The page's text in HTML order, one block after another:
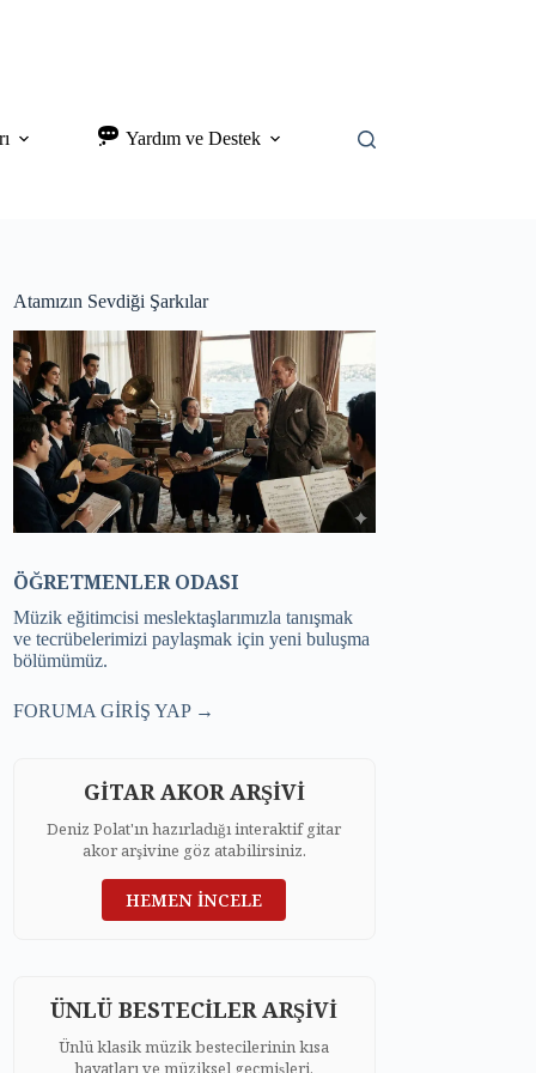
Yardım ve Destek
Atamızın Sevdiği Şarkılar
ÖĞRETMENLER ODASI
Müzik eğitimcisi meslektaşlarımızla tanışmak
ve tecrübelerimizi paylaşmak için yeni buluşma
bölümümüz.
FORUMA GİRİŞ YAP →
GİTAR AKOR ARŞİVİ
Deniz Polat'ın hazırladığı interaktif gitar
akor arşivine göz atabilirsiniz.
HEMEN İNCELE
ÜNLÜ BESTECİLER ARŞİVİ
Ünlü klasik müzik bestecilerinin kısa
hayatları ve müziksel geçmişleri.